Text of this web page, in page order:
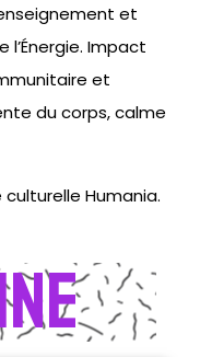
et
l’Énergie. Impact
et
du corps, calme
Humania.